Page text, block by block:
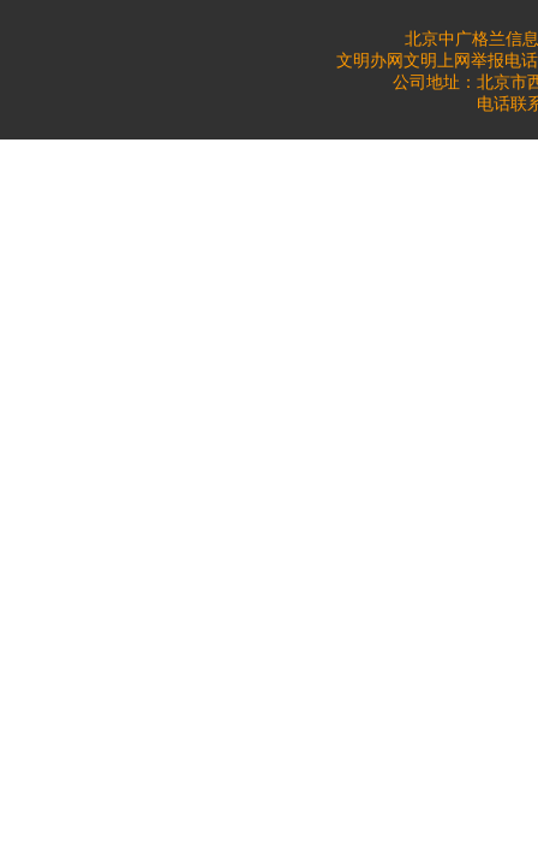
北京中广格兰信
文明办网文明上网举报电
公司地址：北京市
电话联